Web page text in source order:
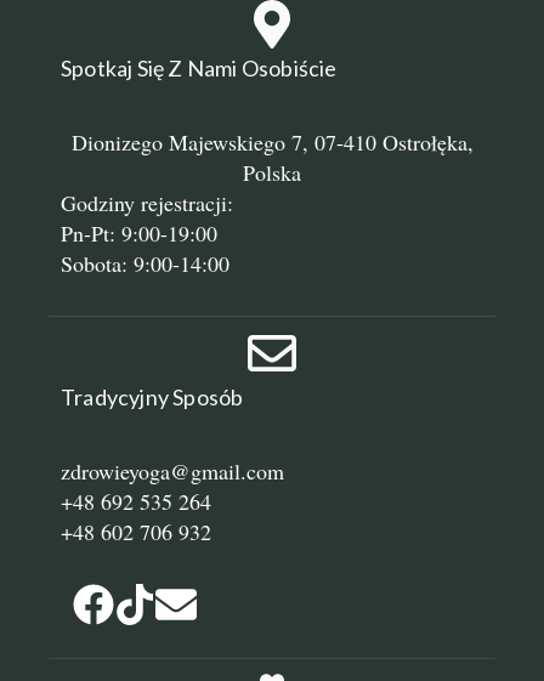
Spotkaj Się Z Nami Osobiście
Dionizego Majewskiego 7, 07-410 Ostrołęka,
Polska
Godziny rejestracji:
Pn-Pt: 9:00-19:00
Sobota: 9:00-14:00
Tradycyjny Sposób
zdrowieyoga@gmail.com
+48 692 535 264
+48 602 706 932